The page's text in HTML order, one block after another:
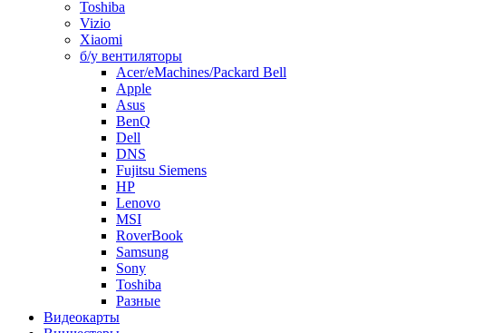
Toshiba
Vizio
Xiaomi
б/у вентиляторы
Acer/eMachines/Packard Bell
Apple
Asus
BenQ
Dell
DNS
Fujitsu Siemens
HP
Lenovo
MSI
RoverBook
Samsung
Sony
Toshiba
Разные
Видеокарты